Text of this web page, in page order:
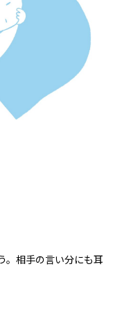
。相手の言い分にも耳